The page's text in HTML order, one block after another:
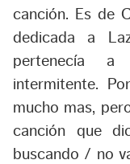
canción. Es de
dedicada a
pertenecía
intermitente.
mucho mas,
canción que
buscando / no